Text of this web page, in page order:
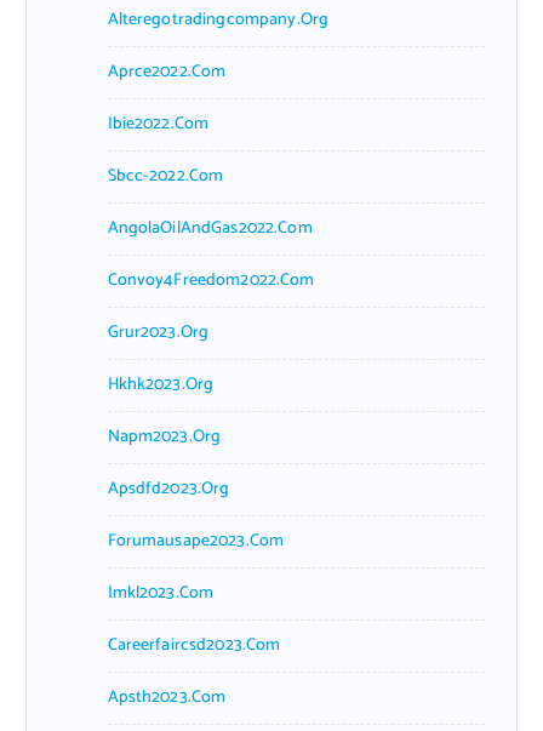
Alteregotradingcompany.org
Aprce2022.com
Ibie2022.com
Sbcc-2022.com
AngolaOilAndGas2022.com
Convoy4Freedom2022.com
Grur2023.org
Hkhk2023.org
Napm2023.org
Apsdfd2023.org
Forumausape2023.com
Imkl2023.com
Careerfaircsd2023.com
Apsth2023.com